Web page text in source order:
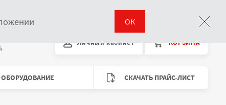
работы
Личный кабинет КОРЗИНА
СКАЧАТЬ ПРАЙС-ЛИСТ
ОК